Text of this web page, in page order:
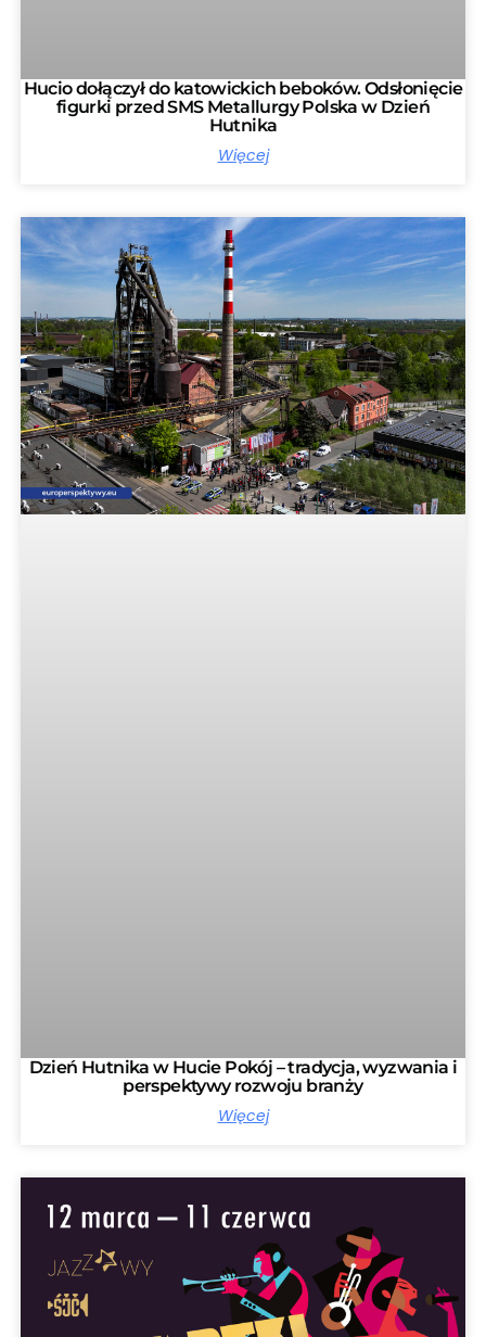
Hucio dołączył do katowickich beboków. Odsłonięcie
figurki przed SMS Metallurgy Polska w Dzień
Hutnika
Więcej
Dzień Hutnika w Hucie Pokój – tradycja, wyzwania i
perspektywy rozwoju branży
Więcej